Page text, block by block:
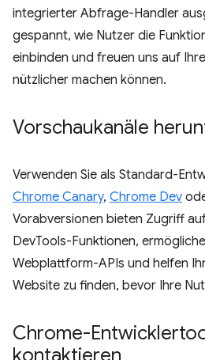
integrierter Abfrage-Handler
gespannt, wie Nutzer die
einbinden und freuen uns auf
nützlicher machen können.
Vorschaukanäle
Verwenden Sie als Standard-
Chrome Canary, Chrome Dev
Vorabversionen bieten Zugriff
DevTools-Funktionen,
Webplattform-APIs und helfen
Website zu finden, bevor Ihre
Chrome-
kontaktieren